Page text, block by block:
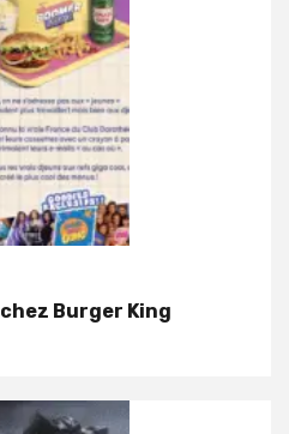
Burger King